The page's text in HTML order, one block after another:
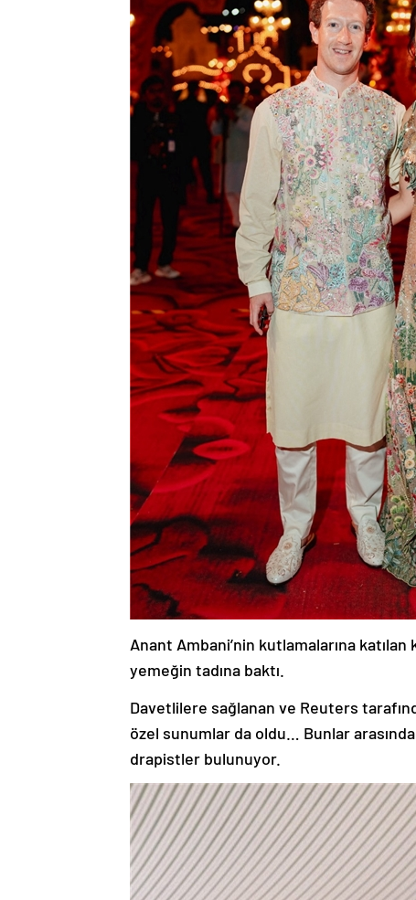
Anant Ambani’nin kutlamalarına
yemeğin tadına baktı.
Davetlilere sağlanan ve Reuters
özel sunumlar da oldu… Bunlar
drapistler bulunuyor.